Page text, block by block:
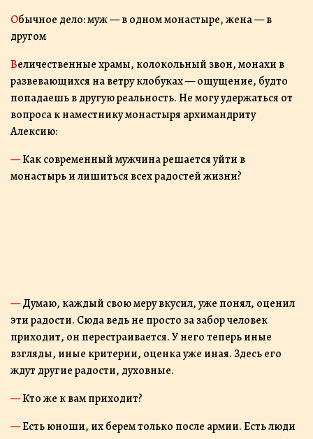
Обычное дело: муж — в одном монастыре, жена — в
другом
Величественные храмы, колокольный звон, монахи в
развевающихся на ветру клобуках — ощущение, будто
попадаешь в другую реальность. Не могу удержаться от
вопроса к наместнику монастыря архимандриту
Алексию:
— Как современный мужчина решается уйти в
монастырь и лишиться всех радостей жизни?
— Думаю, каждый свою меру вкусил, уже понял, оценил
эти радости. Сюда ведь не просто за забор человек
приходит, он перестраивается. У него теперь иные
взгляды, иные критерии, оценка уже иная. Здесь его
ждут другие радости, духовные.
— Кто же к вам приходит?
— Есть юноши, их берем только после армии. Есть люди